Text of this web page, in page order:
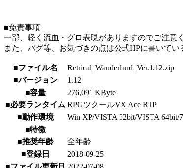
■免責事項
一部、軽く流血・グロ表現がありますのでご注意
また、バグ等、お気づきの点は公式HPに書いてい
■ファイル名
Retrical_Wanderland_Ver.1.12.zip
■バージョン
1.12
■容量
276,091 KByte
■必要ランタイム RPGツクールVX Ace RTP
■動作環境
Win XP/VISTA 32bit/VISTA 64bit/
■特徴
■推奨年齢
全年齢
■登録日
2018-09-25
■ファイル更新日 2022-07-08